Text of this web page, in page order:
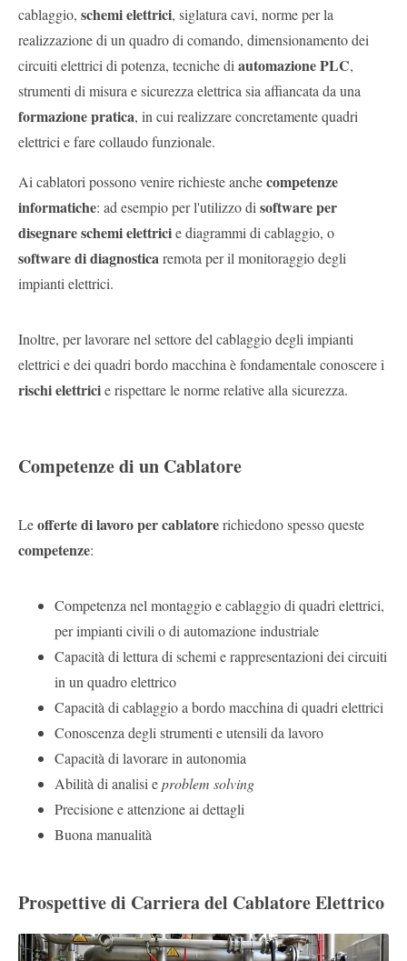
cablaggio, schemi elettrici, siglatura cavi, norme per la
realizzazione di un quadro di comando, dimensionamento dei
circuiti elettrici di potenza, tecniche di automazione PLC,
strumenti di misura e sicurezza elettrica sia affiancata da una
formazione pratica, in cui realizzare concretamente quadri
elettrici e fare collaudo funzionale.
Ai cablatori possono venire richieste anchecompetenze
informatiche: ad esempio per l'utilizzo di software per
disegnare schemi elettricie diagrammi di cablaggio, o
software di diagnostica remota per il monitoraggio degli
impianti elettrici.
Inoltre, per lavorare nel settore del cablaggio degli impianti
elettrici e dei quadri bordo macchina è fondamentale conoscere i
rischi elettricie rispettare le norme relative alla sicurezza.
Competenze di un Cablatore
Leofferte di lavoro per cablatorerichiedono spesso queste
competenze:
Competenza nel montaggio e cablaggio di quadri elettrici,
per impianti civili o di automazione industriale
Capacità di lettura di schemi e rappresentazioni dei circuiti
in un quadro elettrico
Capacità di cablaggio a bordo macchina di quadri elettrici
Conoscenza degli strumenti e utensili da lavoro
Capacità di lavorare in autonomia
Abilità di analisi eproblem solving
Precisione e attenzione ai dettagli
Buona manualità
Prospettive di Carriera del Cablatore Elettrico